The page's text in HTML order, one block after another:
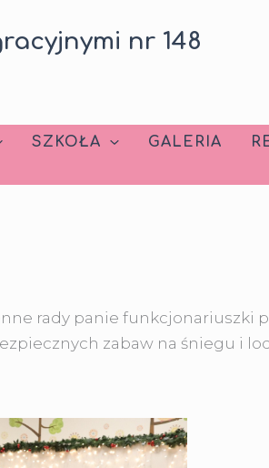
nr 148
SZKOŁA GALERIA
rady panie funkcjonariuszki
zabaw na śniegu i